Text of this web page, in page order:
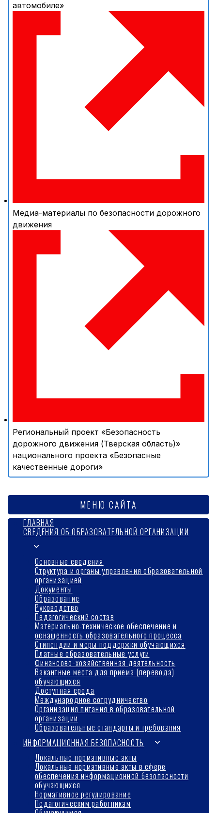
автомобиле»
Медиа-материалы по безопасности дорожного
движения
Региональный проект «Безопасность
дорожного движения (Тверская область)»
национального проекта «Безопасные
качественные дороги»
МЕНЮ САЙТА
ГЛАВНАЯ
СВЕДЕНИЯ ОБ ОБРАЗОВАТЕЛЬНОЙ ОРГАНИЗАЦИИ
Переключить
дочернее
меню
Основные сведения
Структура и органы управления образовательной
организацией
Документы
Образование
Руководство
Педагогический состав
Материально-техническое обеспечение и
оснащенность образовательного процесса
Стипендии и меры поддержки обучающихся
Платные образовательные услуги
Финансово-хозяйственная деятельность
Вакантные места для приема (перевода)
обучающихся
Доступная среда
Международное сотрудничество
Организация питания в образовательной
организации
Образовательные стандарты и требования
ИНФОРМАЦИОННАЯ БЕЗОПАСНОСТЬ
Переключить
меню
Локальные нормативные акты
Локальные нормативные акты в сфере
обеспечения информационной безопасности
обучающихся
Нормативное регулирование
Педагогическим работникам